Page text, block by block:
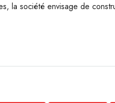
la société envisage de